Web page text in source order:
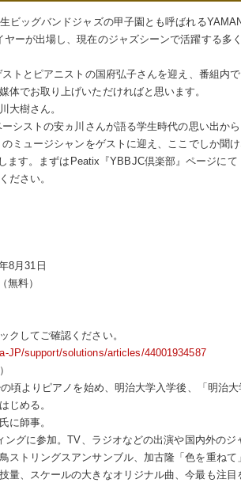
ビッグバンドジャズの甲子園とも呼ばれる
ーが出場し、現在のジャズシーンで活躍する多
トとピアニストの国府弘子さんを迎え、番組内
体でお取り上げいただければと思います。
大樹さん。
シストの安ヵ川さんが語る学生時代の思い出か
ミュージシャンをゲストに迎え、ここでしか聞
ます。まずはPeatix『YBBJC倶楽部』ページにて
ださい。
8月31日
無料）
クしてご確認ください。
JP/support/solutions/articles/44001934587
頃よりピアノを始め、明治大学入学後、「明治
じめる。
に師事。
ングに参加。TV、ラジオなどの出演や国内外の
ストリングスアンサンブル、加古隆「色を重ね
量、スケールの大きなオリジナル曲、今最も注目